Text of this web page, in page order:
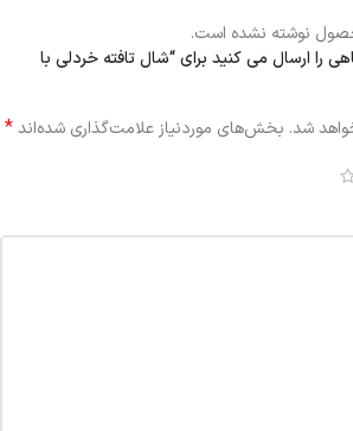
نوشته نشده است.
را ارسال می کنید برای “شال تافته خردلی با
شد. بخش‌های موردنیاز علامت‌گذاری شده‌اند*